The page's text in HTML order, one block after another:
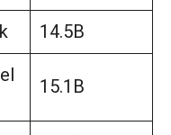
14.5B
15.1B